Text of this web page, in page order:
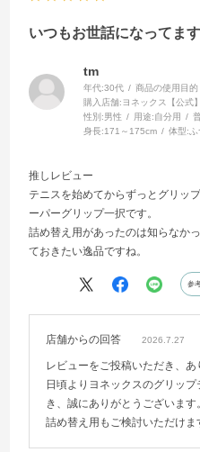
いつもお世話になってます
tm
年代:30代 商品の使用目
購入店舗:ヨネックス【公式
性別:男性 用途:自分用
身長:171～175cm 体型:ふ
推しレビュー
テニスを始めてからずっとグリッ
ーパーグリップ一択です。
詰め替え用があったのは知らなか
ておきたい逸品ですね。
参
店舗からの回答 2026.7.27
レビューをご投稿いただき、あ
日頃よりヨネックスのグリッ
き、誠にありがとうございます。
詰め替え用もご検討いただけま